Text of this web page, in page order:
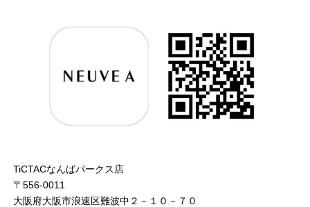
TiCTACなんばパークス店
〒556-0011
大阪府大阪市浪速区難波中２－１０－７０